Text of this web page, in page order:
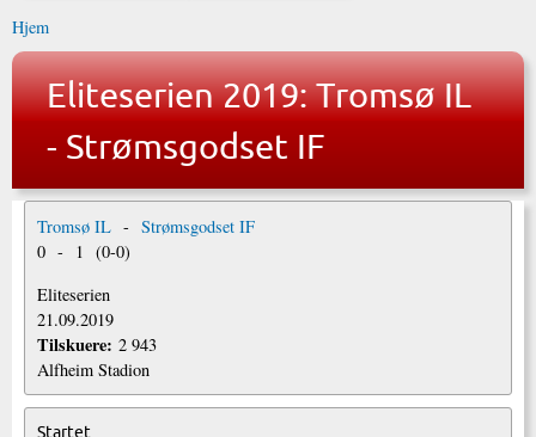
Hjem
Eliteserien 2019: Tromsø IL
- Strømsgodset IF
Tromsø IL - Strømsgodset IF
0 - 1 (0-0)
Eliteserien
21.09.2019
Tilskuere: 2 943
Alfheim Stadion
Startet